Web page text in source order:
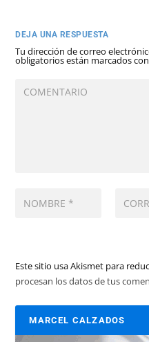
DEJA UNA RESPUESTA
Tu dirección de correo
obligatorios están marcados
Este sitio usa Akismet para
procesan los datos de tus
MARCEL CALZADOS